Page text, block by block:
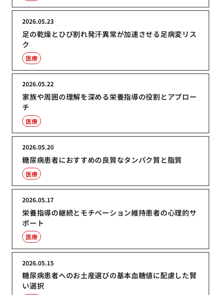
足の乾燥とひび割れ発汗異常が加速させる足病変リス
ク
2026.05.23
医療
家族や周囲の理解を深める栄養指導の役割とアプロー
チ
2026.05.22
医療
糖尿病患者におすすめの良質なタンパク質と脂質
2026.05.20
医療
栄養指導の継続とモチベーション維持患者の心理的サ
ポート
2026.05.17
医療
糖尿病患者へのお土産選びの基本血糖値に配慮した賢
い選択
2026.05.15